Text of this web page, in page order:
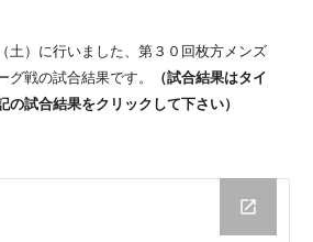
土）に行いました、第３０回枚方メンズ
グ戦の試合結果です。
（試合結果はタイ
の試合結果をクリックして下さい）